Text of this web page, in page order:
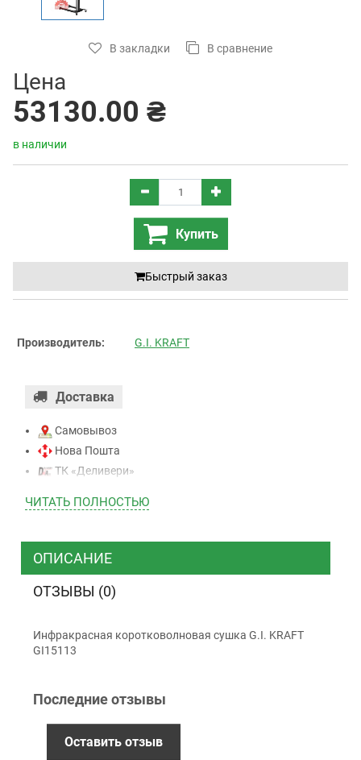
В закладки В сравнение
Цена
53130.00 ₴
в наличии
Купить
Быстрый заказ
Производитель: G.I. KRAFT
Доставка
Самовывоз
Нова Пошта
ТК «Деливери»
ТК “Justin”
ТК ”УкрПочта”
Наличными
Приватбанк
Безналичный расчет (с НДС)
ЧИТАТЬ ПОЛНОСТЬЮ
ОПИСАНИЕ
ОТЗЫВЫ (0)
Инфракрасная коротковолновая сушка G.I. KRAFT
GI15113
Последние отзывы
Оставить отзыв